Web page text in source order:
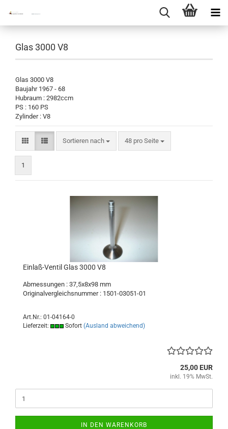
Glas 3000 V8
Glas 3000 V8
Baujahr 1967 - 68
Hubraum : 2982ccm
PS : 160 PS
Zylinder : V8
Sortieren nach
Sortieren nach 48 pro Seite
pro Seite
1
Einlaß-Ventil Glas 3000 V8
Abmessungen : 37,5x8x98 mm
Originalvergleichsnummer : 1501-03051-01
Art.Nr.: 01-04164-0
Lieferzeit:
Sofort (Ausland abweichend)
25,00 EUR
inkl. 19% MwSt.
IN DEN WARENKORB